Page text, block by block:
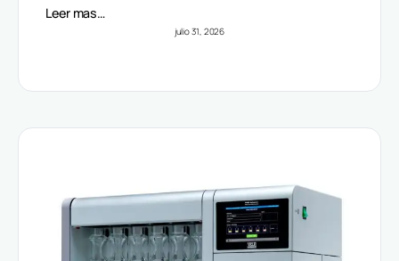
Leer mas…
julio 31, 2026